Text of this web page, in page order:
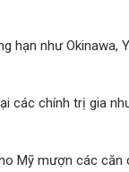
hạn như Okinawa,
các chính trị gia
Mỹ mượn các